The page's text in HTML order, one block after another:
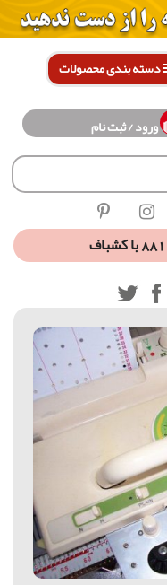
دسته بندی محصولات
ورود / ثبت نام